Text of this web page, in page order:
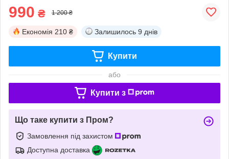
990 ₴ 1 200 ₴
Економія 210 ₴ Залишилось 9 днів
Купити
або
Купити з
Що таке купити з Пром?
Замовлення під захистом
Доступна доставка